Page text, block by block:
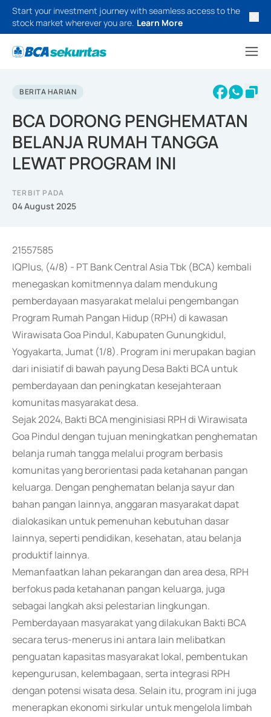
Start your investment journey with seamless access to the
stock market wherever you are. Learn More
BERITA HARIAN
BCA DORONG PENGHEMATAN
BELANJA RUMAH TANGGA
LEWAT PROGRAM INI
TERBIT PADA
04 August 2025
21557585
IQPlus, (4/8) - PT Bank Central Asia Tbk (BCA) kembali
menegaskan komitmennya dalam mendukung
pemberdayaan masyarakat melalui pengembangan
Program Rumah Pangan Hidup (RPH) di kawasan
Wirawisata Goa Pindul, Kabupaten Gunungkidul,
Yogyakarta, Jumat (1/8). Program ini merupakan bagian
dari inisiatif di bawah payung Desa Bakti BCA untuk
pemberdayaan dan peningkatan kesejahteraan
komunitas masyarakat desa.
Sejak 2024, Bakti BCA menginisiasi RPH di Wirawisata
Goa Pindul dengan tujuan meningkatkan penghematan
belanja rumah tangga melalui program berbasis
komunitas yang berorientasi pada ketahanan pangan
keluarga. Dengan penghematan belanja sayur dan
bahan pangan lainnya, anggaran masyarakat dapat
dialokasikan untuk pemenuhan kebutuhan dasar
lainnya, seperti pendidikan, kesehatan, atau belanja
produktif lainnya.
Memanfaatkan lahan pekarangan dan area desa, RPH
berfokus pada ketahanan pangan keluarga, juga
sebagai langkah aksi pelestarian lingkungan.
Pemberdayaan masyarakat yang dilakukan Bakti BCA
secara terus-menerus ini antara lain melibatkan
penguatan kapasitas masyarakat lokal, pembentukan
kepengurusan, kelembagaan, serta integrasi RPH
dengan potensi wisata desa. Selain itu, program ini juga
menerapkan ekonomi sirkular untuk mengelola limbah